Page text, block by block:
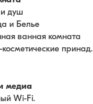
душ
и Белье
ванная комната
косметические принад.
медиа
Wi-Fi.